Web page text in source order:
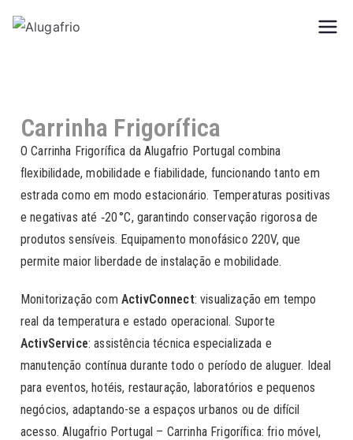
Aluguer de Carrinhas com frio
Carrinha Frigorífica
O Carrinha Frigorífica da Alugafrio Portugal combina
flexibilidade, mobilidade e fiabilidade, funcionando tanto em
estrada como em modo estacionário. Temperaturas positivas
e negativas até ‑20 °C, garantindo conservação rigorosa de
produtos sensíveis. Equipamento monofásico 220V, que
permite maior liberdade de instalação e mobilidade.
Monitorização com ActivConnect: visualização em tempo
real da temperatura e estado operacional. Suporte
ActivService: assistência técnica especializada e
manutenção contínua durante todo o período de aluguer. Ideal
para eventos, hotéis, restauração, laboratórios e pequenos
negócios, adaptando-se a espaços urbanos ou de difícil
acesso. Alugafrio Portugal – Carrinha Frigorífica: frio móvel,